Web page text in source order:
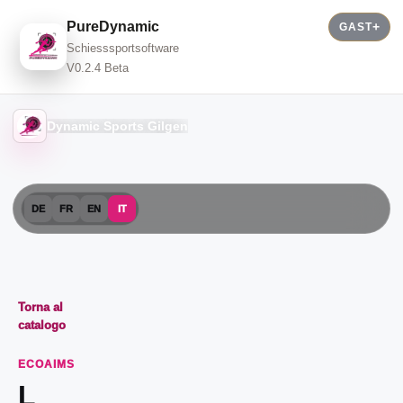
PureDynamic
Schiesssportsoftware
V0.2.4 Beta
GAST
Dynamic Sports Gilgen
DE FR EN IT
Torna al
catalogo
ECOAIMS
L